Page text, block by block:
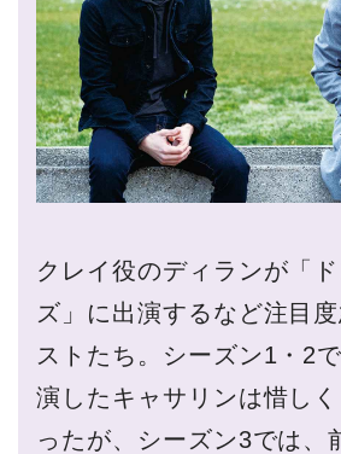
クレイ役のディランが「
ズ」に出演するなど注目
ストたち。シーズン1・2
演したキャサリンは惜し
ったが、シーズン3では、